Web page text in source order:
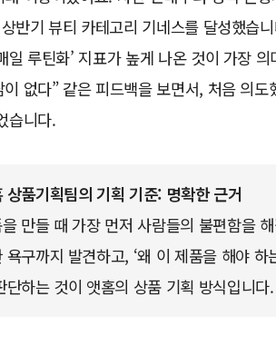
반기 뷰티 카테고리 기네스를 달성했습
일 루틴화’ 지표가 높게 나온 것이 가장
이 없다” 같은 피드백을 보면서, 처음 의
습니다.
상품기획팀의 기획 기준: 명확한 근거
만들 때 가장 먼저 사람들의 불편함을
욕구까지 발견하고, ‘왜 이 제품을 해야
단하는 것이 앳홈의 상품 기획 방식입니다.